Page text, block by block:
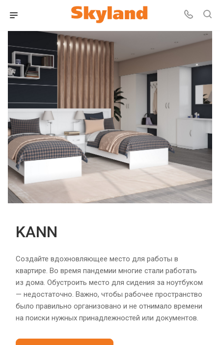
KANN
Создайте вдохновляющее место для работы в
квартире. Во время пандемии многие стали работать
из дома. Обустроить место для сидения за ноутбуком
— недостаточно. Важно, чтобы рабочее пространство
было правильно организовано и не отнимало времени
на поиски нужных принадлежностей или документов.